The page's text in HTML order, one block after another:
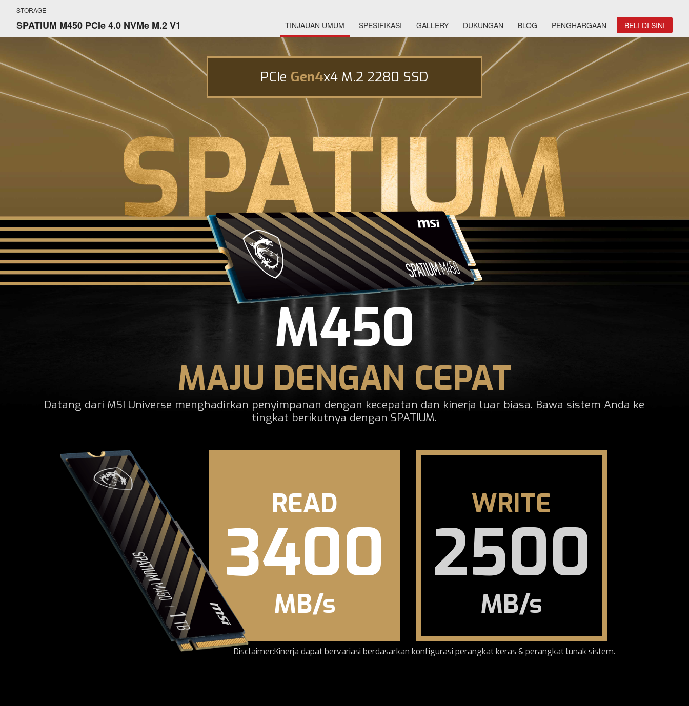
STORAGE
SPATIUM M450 PCIe 4.0 NVMe M.2 V1 TINJAUAN UMUM SPESIFIKASI GALLERY DUKUNGAN BLOG PENGHARGAAN BELI DI SINI
PCIe Gen4x4 M.2 2280 SSD
M450
MAJU DENGAN CEPAT
Datang dari MSI Universe menghadirkan penyimpanan dengan kecepatan dan kinerja luar biasa. Bawa sistem Anda ke
tingkat berikutnya dengan SPATIUM.
READ
3400
MB/s
WRITE
2500
MB/s
Disclaimer:Kinerja dapat bervariasi berdasarkan konfigurasi perangkat keras & perangkat lunak sistem.